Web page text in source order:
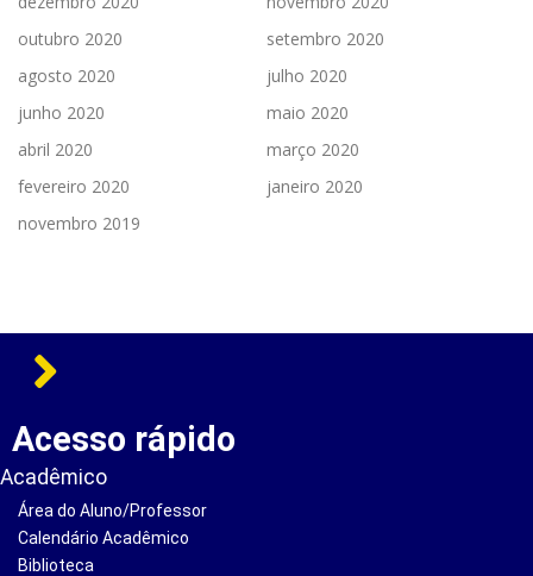
outubro 2020
setembro 2020
agosto 2020
julho 2020
junho 2020
maio 2020
abril 2020
março 2020
fevereiro 2020
janeiro 2020
novembro 2019
Acesso rápido
Acadêmico
Área do Aluno/Professor
Calendário Acadêmico
Biblioteca